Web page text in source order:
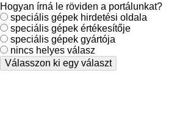
Hogyan írná le röviden a portálunkat?
speciális gépek hirdetési oldala
speciális gépek értékesítője
speciális gépek gyártója
nincs helyes válasz
Válasszon ki egy választ